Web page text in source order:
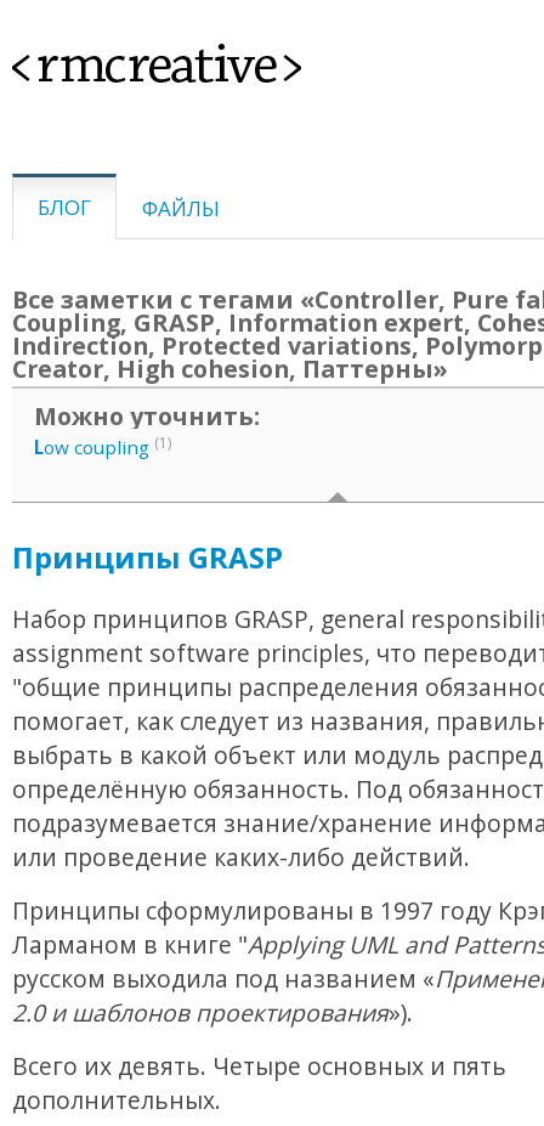
<rmcreative>
БЛОГ ФАЙЛЫ
Все заметки с тегами «Controller, Pure
Coupling, GRASP, Information expert,
Indirection, Protected variations,
Creator, High cohesion, Паттерны»
Можно уточнить:
Low coupling (1)
Принципы GRASP
Набор принципов GRASP, general
assignment software principles, что
"общие принципы распределения
помогает, как следует из названия,
выбрать в какой объект или модуль
определённую обязанность. Под
подразумевается знание/хранение
или проведение каких-либо действий.
Принципы сформулированы в 1997 году
Ларманом в книге "Applying UML and
русском выходила под названием «
2.0 и шаблонов проектирования»).
Всего их девять. Четыре основных и пять
дополнительных.